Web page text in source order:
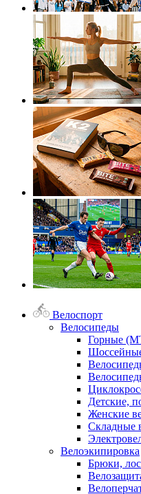
Велоспорт
Велосипеды
Горные
Детские,
Женские
Складные
Велоэкипировка
Брюки,